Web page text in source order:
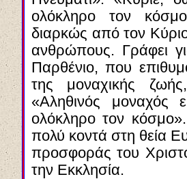
ολόκληρο τον
διαρκώς από τον
ανθρώπους. Γράφει
Παρθένιο, που
της μοναχικής
«Αληθινός μοναχός
ολόκληρο τον
πολύ κοντά στη θεία
προσφοράς του
την Εκκλησία.